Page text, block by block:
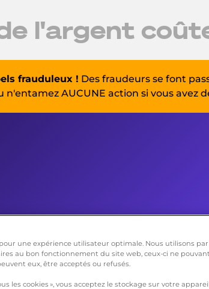
l'argent
frauduleux ! Des fraudeurs se font
AUCUNE action si vous avez
une expérience utilisateur optimale. Nous utilisons
au bon fonctionnement du site web, ceux-ci ne
eux, être acceptés ou refusés.
les cookies », vous acceptez le stockage sur votre